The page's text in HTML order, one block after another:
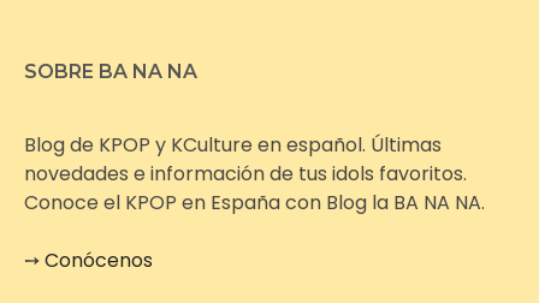
SOBRE BA NA NA
Blog de KPOP y KCulture en español. Últimas
novedades e información de tus idols favoritos.
Conoce el KPOP en España con Blog la BA NA NA.
➙Conócenos